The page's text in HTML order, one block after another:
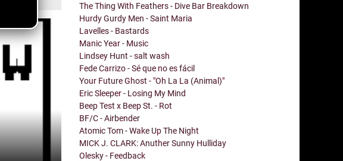
The Thing With Feathers - Dive Bar Breakdown
Hurdy Gurdy Men - Saint Maria
Lavelles - Bastards
Manic Year - Music
Lindsey Hunt - salt wash
Fede Carrizo - Sé que no es fácil
Your Future Ghost - "Oh La La (Animal)"
Eric Sleeper - Losing My Mind
Beep Test x Beep St. - Rot
BF/C - Airbender
Atomic Tom - Wake Up The Night
MICK J. CLARK: Anuther Sunny Hulliday
Olesky - Feedback